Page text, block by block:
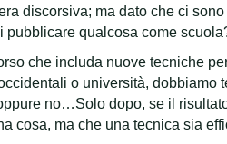
discorsiva; ma dato che ci
pubblicare qualcosa come
che includa nuove tecniche
o università, dobbiamo
no…Solo dopo, se il
cosa, ma che una tecnica sia